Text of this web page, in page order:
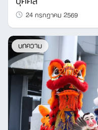
24 กรกฎาคม 2569
บทความ